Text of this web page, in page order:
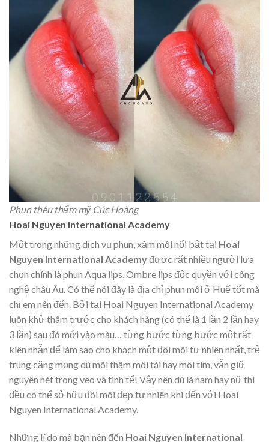
Phun thêu thẩm mỹ Cúc Hoàng
Hoai Nguyen International Academy
Một trong những dịch vụ phun, xăm môi nổi bật tại Hoai
Nguyen International Academyđược rất nhiều người lựa
chọn chính là phun Aqua lips, Ombre lips độc quyền với công
nghệ châu Âu. Có thể nói đây là địa chỉ phun môi ở Huế tốt mà
chị em nên đến. Bởi tại Hoai Nguyen International Academy
luôn khử thâm trước cho khách hàng (có thể là 1 lần 2 lần hay
3 lần) sau đó mới vào màu… từng bước từng bước một rất
kiên nhẫn để làm sao cho khách một đôi môi tự nhiên nhất, trẻ
trung căng mọng dù môi thâm môi tái hay môi tím, vẫn giữ
nguyên nét trong veo và tinh tế! Vậy nên dù là nam hay nữ thì
đều có thể sở hữu đôi môi đẹp tự nhiên khi đến với Hoai
Nguyen International Academy.
Những lí do mà bạn nên đến Hoai Nguyen International